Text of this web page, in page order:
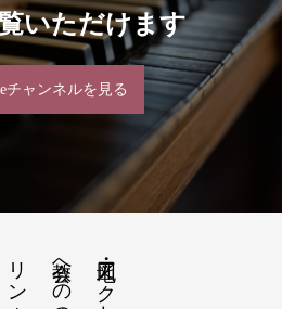
いただけます
チャンネルを見る
リンク